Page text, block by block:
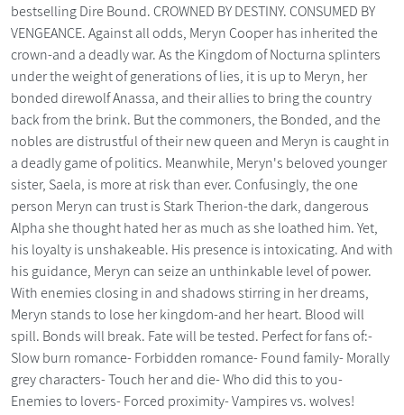
bestselling Dire Bound. CROWNED BY DESTINY. CONSUMED BY
VENGEANCE. Against all odds, Meryn Cooper has inherited the
crown-and a deadly war. As the Kingdom of Nocturna splinters
under the weight of generations of lies, it is up to Meryn, her
bonded direwolf Anassa, and their allies to bring the country
back from the brink. But the commoners, the Bonded, and the
nobles are distrustful of their new queen and Meryn is caught in
a deadly game of politics. Meanwhile, Meryn's beloved younger
sister, Saela, is more at risk than ever. Confusingly, the one
person Meryn can trust is Stark Therion-the dark, dangerous
Alpha she thought hated her as much as she loathed him. Yet,
his loyalty is unshakeable. His presence is intoxicating. And with
his guidance, Meryn can seize an unthinkable level of power.
With enemies closing in and shadows stirring in her dreams,
Meryn stands to lose her kingdom-and her heart. Blood will
spill. Bonds will break. Fate will be tested. Perfect for fans of:-
Slow burn romance- Forbidden romance- Found family- Morally
grey characters- Touch her and die- Who did this to you-
Enemies to lovers- Forced proximity- Vampires vs. wolves!